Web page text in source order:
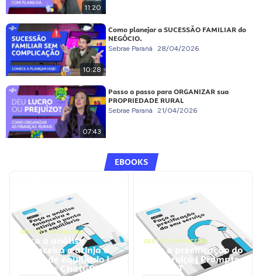
11:20
10:28
Como planejar a SUCESSÃO FAMILIAR do
NEGÓCIO.
Sebrae Paraná 28/04/2026
07:43
Passo a passo para ORGANIZAR sua
PROPRIEDADE RURAL
Sebrae Paraná 21/04/2026
EBOOKS
GESTÃO FINANCEIRA
Faça a análise
financeira e atinja o
ponto de equilíbrio |
Prompts ChatGPT
GESTÃO FINANCEIRA
Faça a precificação do
seu serviço | Prompts
ChatGPT